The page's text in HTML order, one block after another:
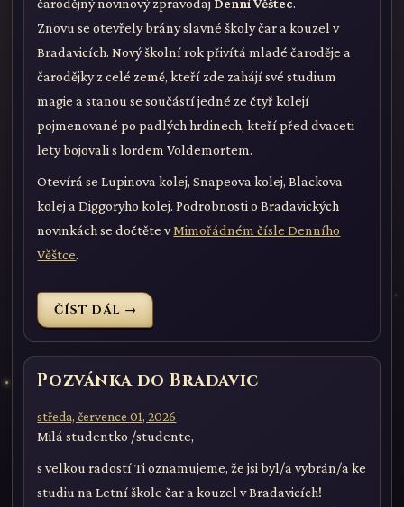
Znovu se otevřely brány slavné školy čar a kouzel v
Bradavicích. Nový školní rok přivítá mladé čaroděje a
čarodějky z celé země, kteří zde zahájí své studium
magie a stanou se součástí jedné ze čtyř kolejí
pojmenované po padlých hrdinech, kteří před dvaceti
lety bojovali s lordem Voldemortem.
Otevírá se Lupinova kolej, Snapeova kolej, Blackova
kolej a Diggoryho kolej. Podrobnosti o Bradavických
novinkách se dočtěte vMimořádném čísle Denního
Věštce.
ČÍST DÁL →
Pozvánka do Bradavic
středa, července 01, 2026
Milá studentko /studente,
s velkou radostí Ti oznamujeme, že jsi byl/a vybrán/a ke
studiu na Letní škole čar a kouzel v Bradavicích!